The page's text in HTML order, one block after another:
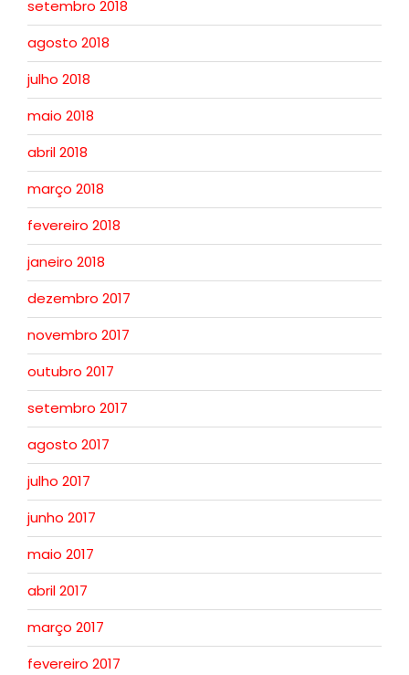
setembro 2018
agosto 2018
julho 2018
maio 2018
abril 2018
março 2018
fevereiro 2018
janeiro 2018
dezembro 2017
novembro 2017
outubro 2017
setembro 2017
agosto 2017
julho 2017
junho 2017
maio 2017
abril 2017
março 2017
fevereiro 2017